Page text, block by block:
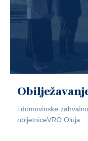
i domovinske
obljetniceVRO Oluja